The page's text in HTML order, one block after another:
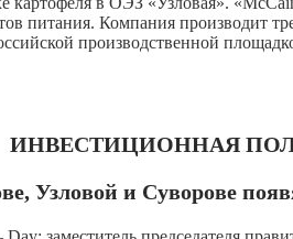
питания. Компания производит
производственной
ИНВЕСТИЦИОННАЯ
Узловой и Суворове